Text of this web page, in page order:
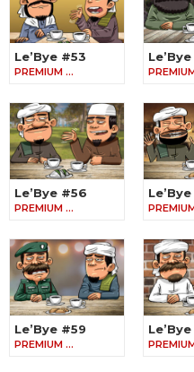
Le’Bye #53
PREMIUM …
Le’Bye #56
PREMIUM …
Le’Bye #59
PREMIUM …